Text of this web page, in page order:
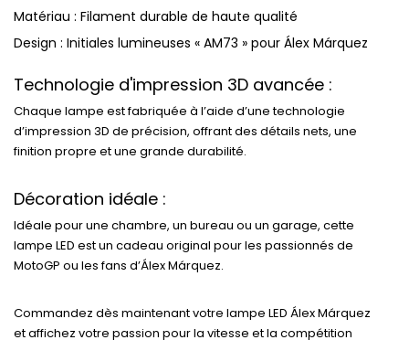
Matériau : Filament durable de haute qualité
Design : Initiales lumineuses « AM73 » pour Álex Márquez
Technologie d'impression 3D avancée :
Chaque lampe est fabriquée à l’aide d’une technologie
d’impression 3D de précision, offrant des détails nets, une
finition propre et une grande durabilité.
Décoration idéale :
Idéale pour une chambre, un bureau ou un garage, cette
lampe LED est un cadeau original pour les passionnés de
MotoGP ou les fans d’Álex Márquez.
Commandez dès maintenant votre lampe LED Álex Márquez
et affichez votre passion pour la vitesse et la compétition